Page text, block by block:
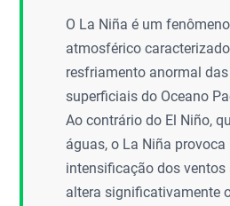
O La Niña é um
atmosférico
resfriamento anormal
superficiais do Oceano
Ao contrário do El Niño,
águas, o La Niña provoca
intensificação dos ventos
altera significativamente